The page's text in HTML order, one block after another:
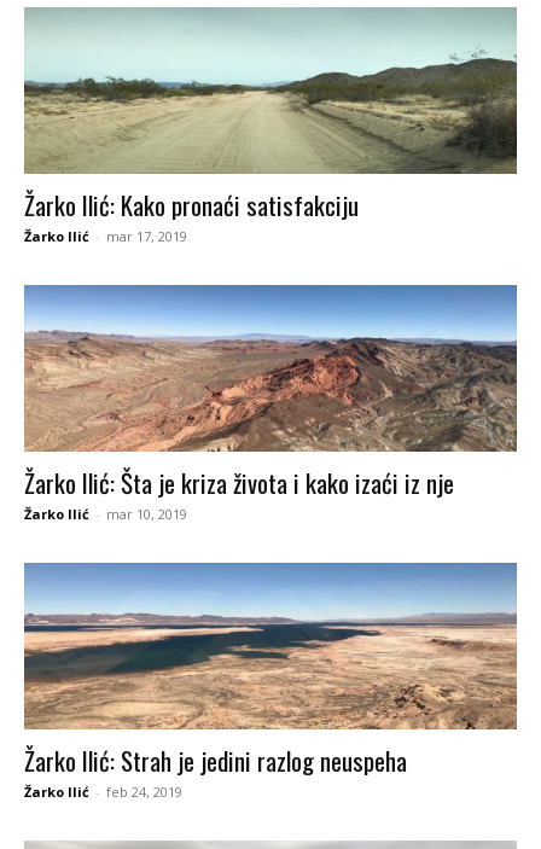
Žarko Ilić: Kako pronaći satisfakciju
Žarko Ilić - mar 17, 2019
Žarko Ilić: Šta je kriza života i kako izaći iz nje
Žarko Ilić - mar 10, 2019
Žarko Ilić: Strah je jedini razlog neuspeha
Žarko Ilić - feb 24, 2019